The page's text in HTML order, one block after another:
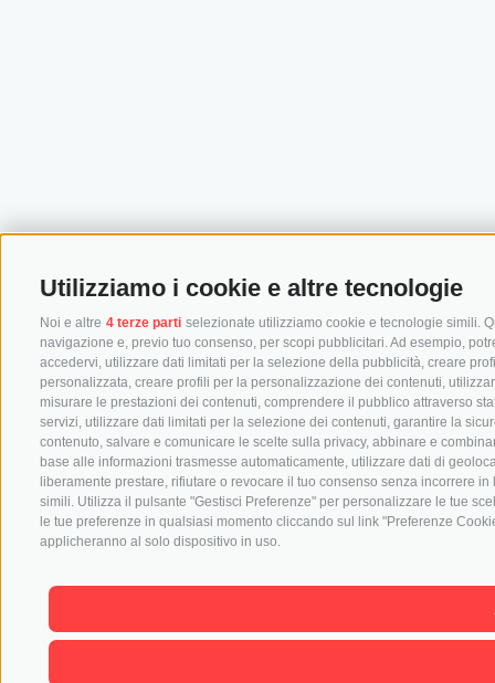
Utilizziamo i cookie e altre tecnologie
Noi e altre 4 terze parti selezionate utilizziamo cookie e tecnologie simili.
navigazione e, previo tuo consenso, per scopi pubblicitari. Ad esempio,
accedervi, utilizzare dati limitati per la selezione della pubblicità, creare
personalizzata, creare profili per la personalizzazione dei contenuti,
misurare le prestazioni dei contenuti, comprendere il pubblico attraverso
servizi, utilizzare dati limitati per la selezione dei contenuti, garantire la
contenuto, salvare e comunicare le scelte sulla privacy, abbinare e
base alle informazioni trasmesse automaticamente, utilizzare dati di
liberamente prestare, rifiutare o revocare il tuo consenso senza incorrere
simili. Utilizza il pulsante "Gestisci Preferenze" per personalizzare le tue
le tue preferenze in qualsiasi momento cliccando sul link "Preferenze
applicheranno al solo dispositivo in uso.